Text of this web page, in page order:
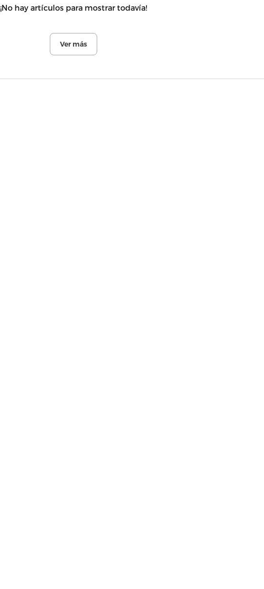
¡No hay artículos para mostrar todavía!
Ver más